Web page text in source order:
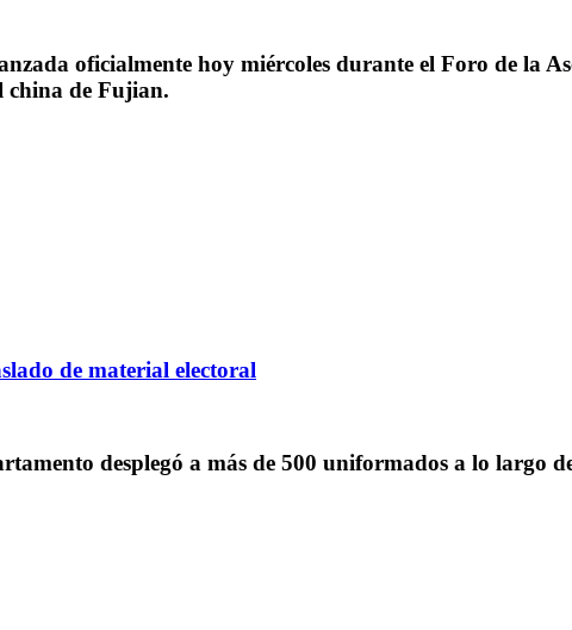
oficialmente hoy miércoles durante el Foro de la
china de Fujian.
de material electoral
desplegó a más de 500 uniformados a lo largo